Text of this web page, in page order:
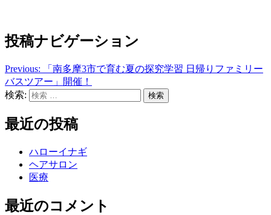
投稿ナビゲーション
Previous:
「南多摩3市で育む夏の探究学習 日帰りファミリー
バスツアー」開催！
検索:
最近の投稿
ハローイナギ
ヘアサロン
医療
最近のコメント